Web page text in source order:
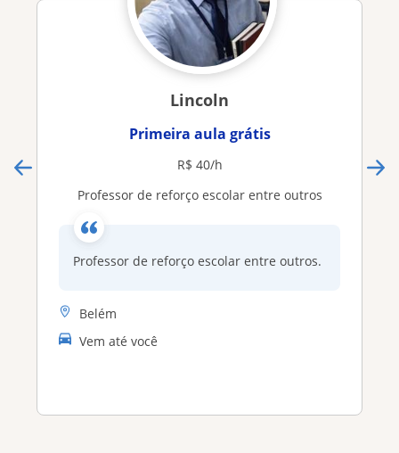
Lincoln
Primeira aula grátis
R$ 40/h
Professor de reforço escolar entre outros
Professor de reforço escolar entre outros.
Belém
Vem até você